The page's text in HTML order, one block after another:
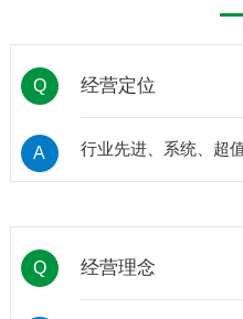
Q 经营定位
A 行业先进、系统、超
Q 经营理念